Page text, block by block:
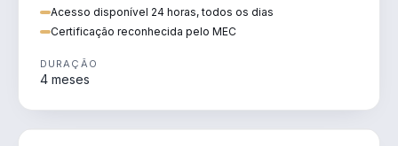
Acesso disponível 24 horas, todos os dias
Certificação reconhecida pelo MEC
DURAÇÃO
4 meses